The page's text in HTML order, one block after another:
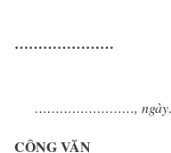
…………………
……………………,
CÔNG VĂN